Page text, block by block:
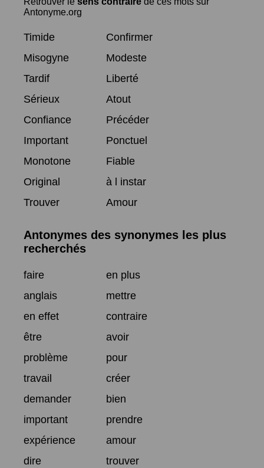
Antonyme.org
Timide
Confirmer
Misogyne
Modeste
Tardif
Liberté
Sérieux
Atout
Confiance
Précéder
Important
Ponctuel
Monotone
Fiable
Original
à l instar
Trouver
Amour
Antonymes des synonymes les plus
recherchés
faire
en plus
anglais
mettre
en effet
contraire
être
avoir
problème
pour
travail
créer
demander
bien
important
prendre
expérience
amour
dire
trouver